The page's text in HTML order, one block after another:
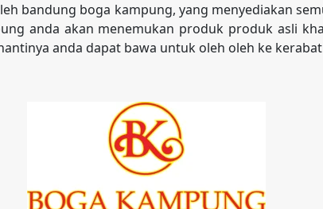
bandung boga kampung, yang menyediakan
anda akan menemukan produk produk asli
anda dapat bawa untuk oleh oleh ke